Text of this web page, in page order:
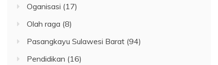
Oganisasi (17)
Olah raga (8)
Pasangkayu Sulawesi Barat (94)
Pendidikan (16)